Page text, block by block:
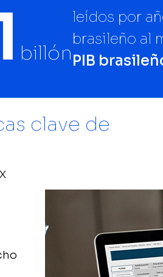
billón
leídos por
brasileño al
PIB
clave de